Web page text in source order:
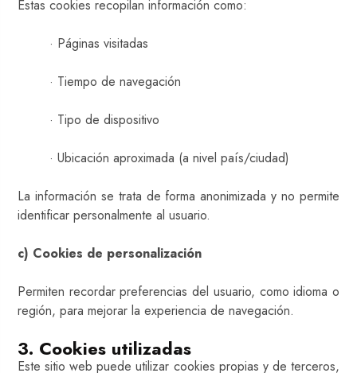
Estas cookies recopilan información como:
· Páginas visitadas
· Tiempo de navegación
· Tipo de dispositivo
· Ubicación aproximada (a nivel país/ciudad)
La información se trata de forma anonimizada y no permite
identificar personalmente al usuario.
c) Cookies de personalización
Permiten recordar preferencias del usuario, como idioma o
región, para mejorar la experiencia de navegación.
3. Cookies utilizadas
Este sitio web puede utilizar cookies propias y de terceros,